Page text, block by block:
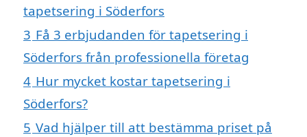
tapetsering i Söderfors
3 Få 3 erbjudanden för tapetsering i
Söderfors från professionella företag
4 Hur mycket kostar tapetsering i
Söderfors?
5 Vad hjälper till att bestämma priset på